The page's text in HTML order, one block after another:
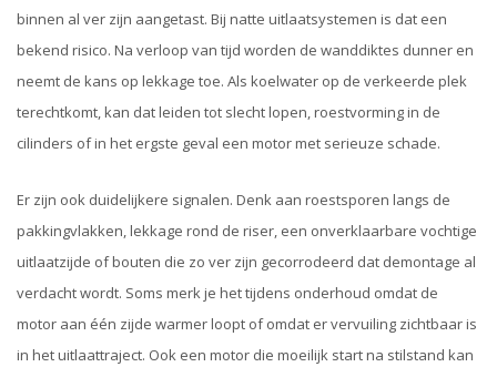
binnen al ver zijn aangetast. Bij natte uitlaatsystemen is dat een
bekend risico. Na verloop van tijd worden de wanddiktes dunner en
neemt de kans op lekkage toe. Als koelwater op de verkeerde plek
terechtkomt, kan dat leiden tot slecht lopen, roestvorming in de
cilinders of in het ergste geval een motor met serieuze schade.
Er zijn ook duidelijkere signalen. Denk aan roestsporen langs de
pakkingvlakken, lekkage rond de riser, een onverklaarbare vochtige
uitlaatzijde of bouten die zo ver zijn gecorrodeerd dat demontage al
verdacht wordt. Soms merk je het tijdens onderhoud omdat de
motor aan één zijde warmer loopt of omdat er vervuiling zichtbaar is
in het uitlaattraject. Ook een motor die moeilijk start na stilstand kan